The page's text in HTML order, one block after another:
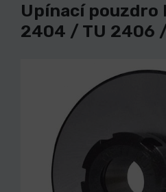
Upínací pouzdro
2404 / TU 2406